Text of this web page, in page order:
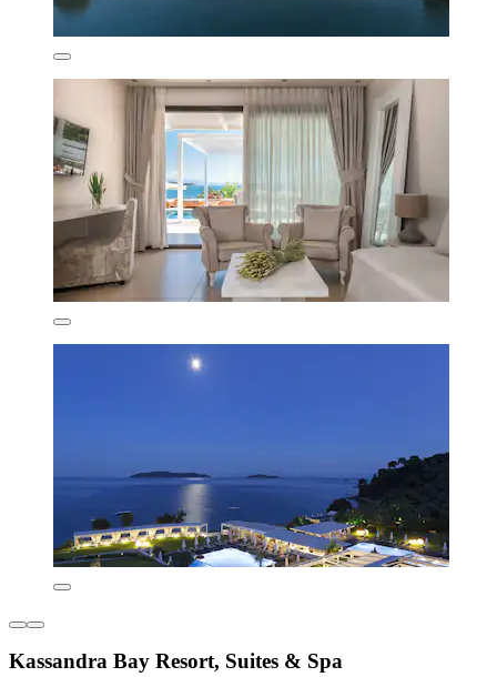
Kassandra Bay Resort, Suites & Spa